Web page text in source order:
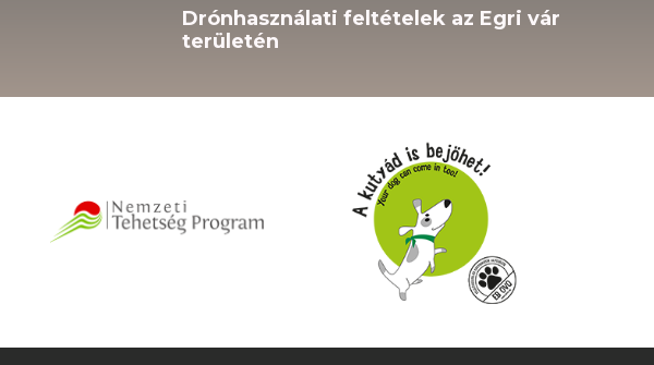
Drónhasználati feltételek az Egri vár
területén